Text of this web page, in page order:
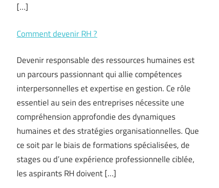
[…]
Comment devenir RH ?
Devenir responsable des ressources humaines est
un parcours passionnant qui allie compétences
interpersonnelles et expertise en gestion. Ce rôle
essentiel au sein des entreprises nécessite une
compréhension approfondie des dynamiques
humaines et des stratégies organisationnelles. Que
ce soit par le biais de formations spécialisées, de
stages ou d’une expérience professionnelle ciblée,
les aspirants RH doivent […]